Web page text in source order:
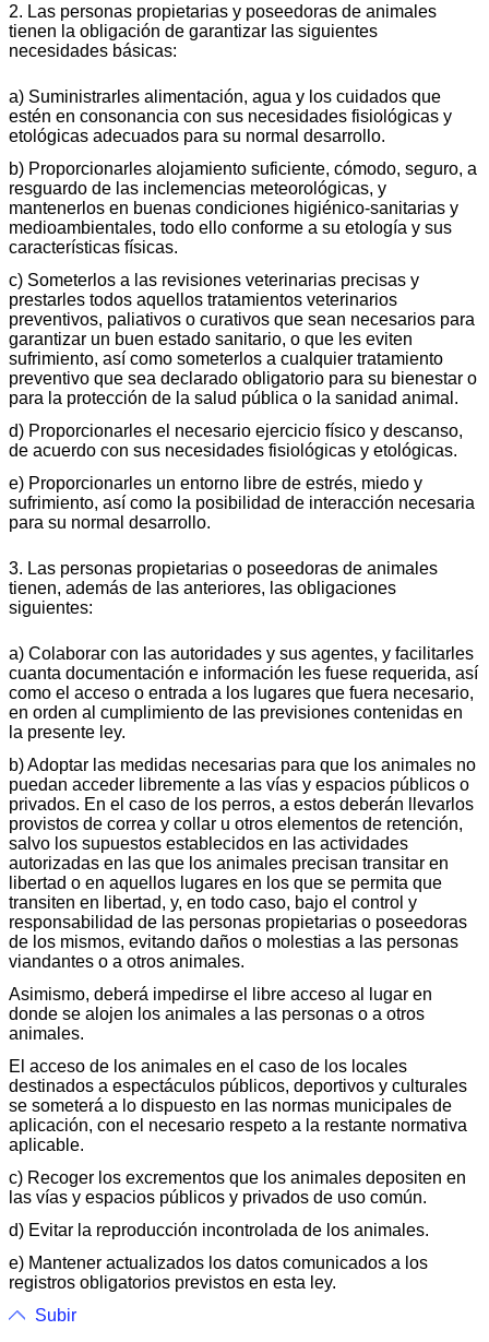
2. Las personas propietarias y poseedoras de animales
tienen la obligación de garantizar las siguientes
necesidades básicas:
a) Suministrarles alimentación, agua y los cuidados que
estén en consonancia con sus necesidades fisiológicas y
etológicas adecuados para su normal desarrollo.
b) Proporcionarles alojamiento suficiente, cómodo, seguro, a
resguardo de las inclemencias meteorológicas, y
mantenerlos en buenas condiciones higiénico-sanitarias y
medioambientales, todo ello conforme a su etología y sus
características físicas.
c) Someterlos a las revisiones veterinarias precisas y
prestarles todos aquellos tratamientos veterinarios
preventivos, paliativos o curativos que sean necesarios para
garantizar un buen estado sanitario, o que les eviten
sufrimiento, así como someterlos a cualquier tratamiento
preventivo que sea declarado obligatorio para su bienestar o
para la protección de la salud pública o la sanidad animal.
d) Proporcionarles el necesario ejercicio físico y descanso,
de acuerdo con sus necesidades fisiológicas y etológicas.
e) Proporcionarles un entorno libre de estrés, miedo y
sufrimiento, así como la posibilidad de interacción necesaria
para su normal desarrollo.
3. Las personas propietarias o poseedoras de animales
tienen, además de las anteriores, las obligaciones
siguientes:
a) Colaborar con las autoridades y sus agentes, y facilitarles
cuanta documentación e información les fuese requerida, así
como el acceso o entrada a los lugares que fuera necesario,
en orden al cumplimiento de las previsiones contenidas en
la presente ley.
b) Adoptar las medidas necesarias para que los animales no
puedan acceder libremente a las vías y espacios públicos o
privados. En el caso de los perros, a estos deberán llevarlos
provistos de correa y collar u otros elementos de retención,
salvo los supuestos establecidos en las actividades
autorizadas en las que los animales precisan transitar en
libertad o en aquellos lugares en los que se permita que
transiten en libertad, y, en todo caso, bajo el control y
responsabilidad de las personas propietarias o poseedoras
de los mismos, evitando daños o molestias a las personas
viandantes o a otros animales.
Asimismo, deberá impedirse el libre acceso al lugar en
donde se alojen los animales a las personas o a otros
animales.
El acceso de los animales en el caso de los locales
destinados a espectáculos públicos, deportivos y culturales
se someterá a lo dispuesto en las normas municipales de
aplicación, con el necesario respeto a la restante normativa
aplicable.
c) Recoger los excrementos que los animales depositen en
las vías y espacios públicos y privados de uso común.
d) Evitar la reproducción incontrolada de los animales.
e) Mantener actualizados los datos comunicados a los
registros obligatorios previstos en esta ley.
Subir